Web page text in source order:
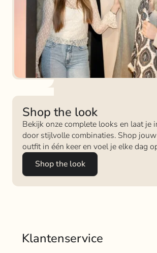
Shop the look
Bekijk onze complete looks en laat je
door stijlvolle combinaties. Shop
outfit in één keer en voel je elke dag
Shop the look
Klantenservice